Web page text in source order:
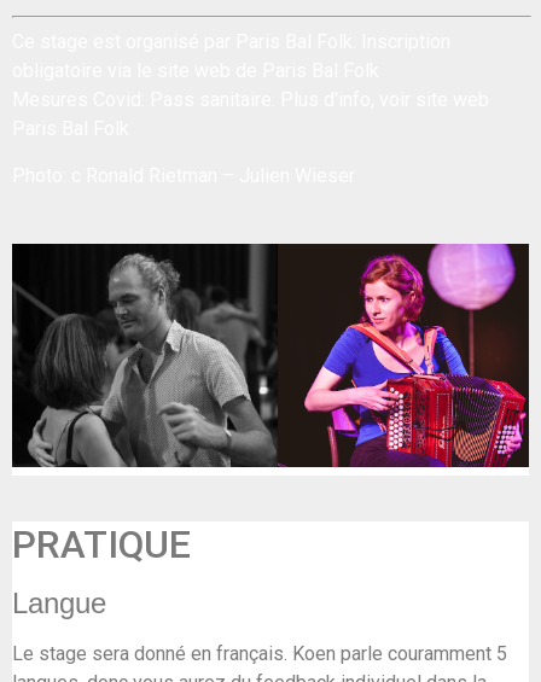
PRATIQUE
Langue
Le stage sera donné en français. Koen parle couramment 5